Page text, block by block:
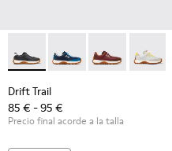
azules de piel y textil
Zapatillas negras de piel y
Drift Trail - K800548-004 -
Drift Trail -Drift Trail -
Drift
Drift Trail
85 € - 95 €
Precio final acorde a la talla